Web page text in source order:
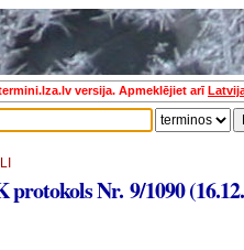
versija. Apmeklējiet arī
Nr. 9/1090